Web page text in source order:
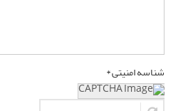
شناسه امنیتی *